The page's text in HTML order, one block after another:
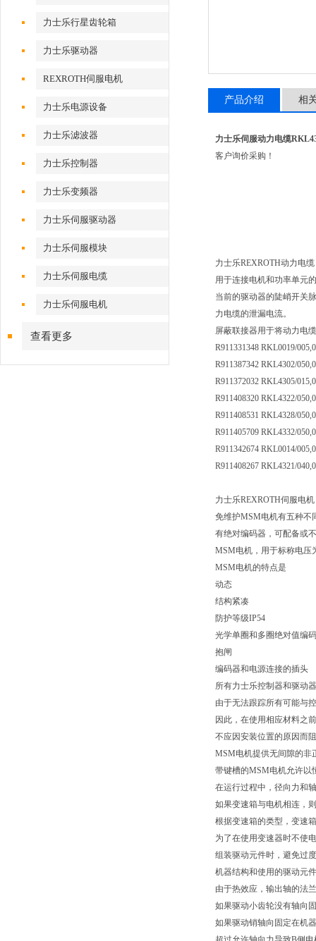
力士乐行星齿轮箱
力士乐驱动器
REXROTH伺服电机
力士乐电源设备
力士乐滤波器
力士乐控制器
力士乐变频器
力士乐伺服驱动器
力士乐伺服模块
力士乐伺服电缆
力士乐伺服电机
查看更多
产品介绍 相
力士乐伺服动力电缆
客户询价采购！
力士乐REXROTH动力电缆
用于连接电机和功率单元
当前的驱动器的陡峭开关
力电缆的泄漏电流。
屏蔽联接器用于将动力电
R911331348 RKL0019/
R911387342 RKL4302/
R911372032 RKL4305/
R911408320 RKL4322/
R911408531 RKL4328/
R911405709 RKL4332/
R911342674 RKL0014/
R911408267 RKL4321/
力士乐REXROTH伺服电机
免维护MSM电机有五种不
有绝对编码器，可配备或
MSM电机，用于标称电压
MSM电机的特点是
动态
结构紧凑
防护等级IP54
光学单圈和多圈绝对值编
抱闸
编码器和电源连接的插头
所有力士乐控制器和驱动
由于无法跟踪所有可能与
因此，在使用相应材料之
不应因安装位置的原因而
MSM电机提供无间隙的非
带键槽的MSM电机允许以
在运行过程中，径向力和
如果变速箱与电机相连，
根据变速箱的类型，变速
为了在使用变速器时不使
组装驱动元件时，避免过
机器结构和使用的驱动元
由于热效应，输出轴的法
如果驱动小齿轮没有轴向
如果驱动销轴向固定在机